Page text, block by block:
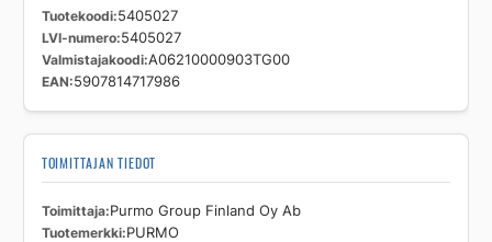
Tuotekoodi 5405027
LVI-numero 5405027
Valmistajakoodi A06210000903TG00
EAN 5907814717986
TOIMITTAJAN TIEDOT
Toimittaja Purmo Group Finland Oy Ab
Tuotemerkki PURMO